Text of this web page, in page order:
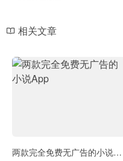
相关文章
两款完全免费无广告的小说App